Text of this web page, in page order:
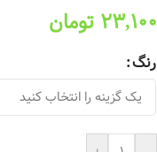
23,100 تومان
رنگ